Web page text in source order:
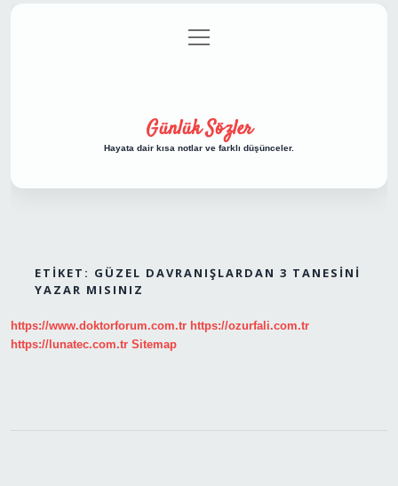
Gizlilik Politikası
menüyü
aç
Günlük Sözler
Hayata dair kısa notlar ve farklı düşünceler.
ETIKET: GÜZEL DAVRANIŞLARDAN 3 TANESINI
YAZAR MISINIZ
https://www.doktorforum.com.tr https://ozurfali.com.tr
https://lunatec.com.tr Sitemap